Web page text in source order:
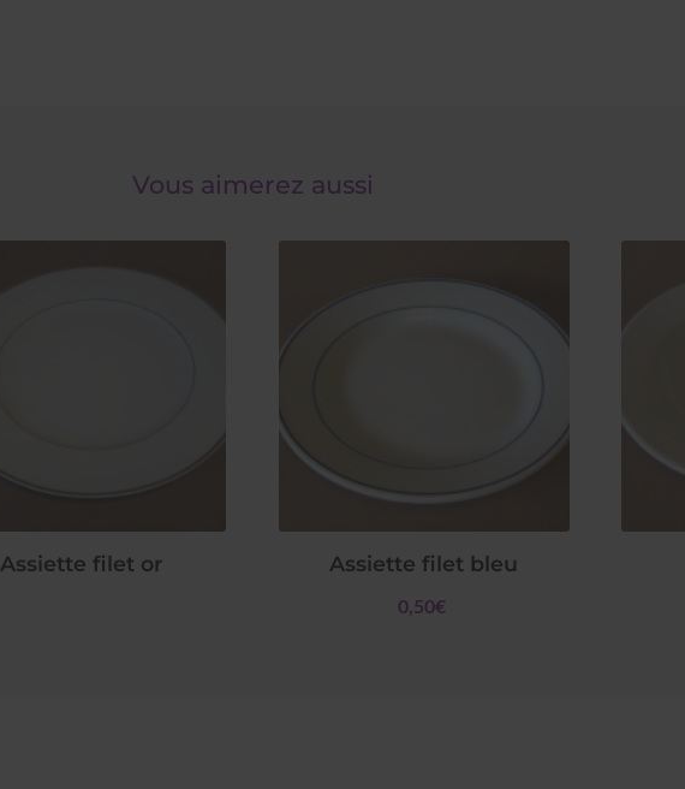
Vous aimerez aussi
Assiette filet or Assiette filet bleu
0,50€